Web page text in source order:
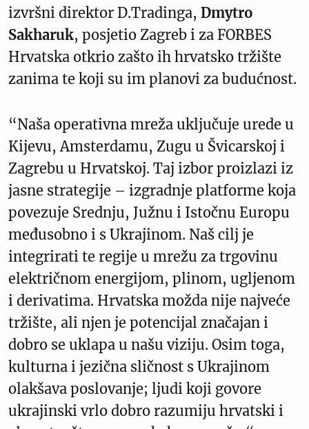
izvršni direktor D.Tradinga, Dmytro
Sakharuk, posjetio Zagreb i za FORBES
Hrvatska otkrio zašto ih hrvatsko tržište
zanima te koji su im planovi za budućnost.
“Naša operativna mreža uključuje urede u
Kijevu, Amsterdamu, Zugu u Švicarskoj i
Zagrebu u Hrvatskoj. Taj izbor proizlazi iz
jasne strategije – izgradnje platforme koja
povezuje Srednju, Južnu i Istočnu Europu
međusobno i s Ukrajinom. Naš cilj je
integrirati te regije u mrežu za trgovinu
električnom energijom, plinom, ugljenom
i derivatima. Hrvatska možda nije najveće
tržište, ali njen je potencijal značajan i
dobro se uklapa u našu viziju. Osim toga,
kulturna i jezična sličnost s Ukrajinom
olakšava poslovanje; ljudi koji govore
ukrajinski vrlo dobro razumiju hrvatski i